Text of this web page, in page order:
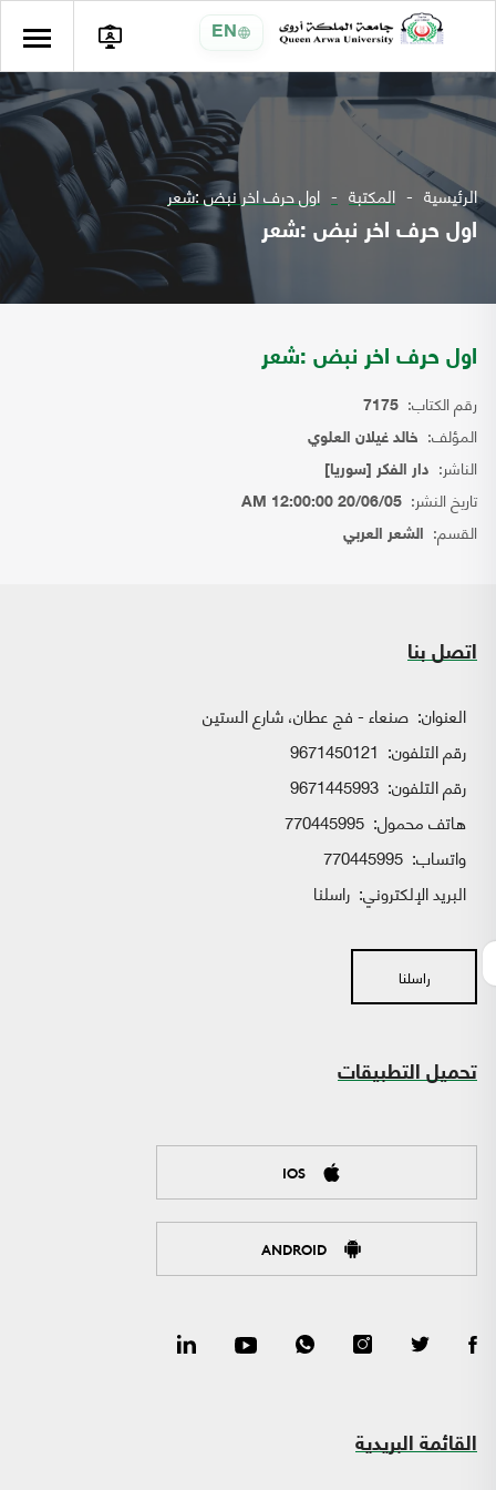
EN
الرئيسية المكتبة اول حرف اخر نبض :شعر
اول حرف اخر نبض :شعر
اول حرف اخر نبض :شعر
رقم الكتاب: 7175
المؤلف: خالد غيلان العلوي
الناشر: دار الفكر [سوريا]
تاريخ النشر: 20/06/05 12:00:00 AM
القسم: الشعر العربي
اتصل بنا
العنوان: صنعاء - فج عطان، شارع الستين
رقم التلفون: 9671450121
رقم التلفون: 9671445993
هاتف محمول: 770445995
واتساب:
البريد الإلكتروني: راسلنا
راسلنا
تحميل التطبيقات
IOS
ANDROID
القائمة البريدية